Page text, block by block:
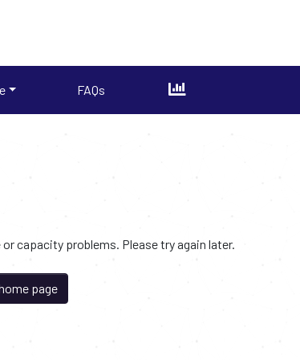
FAQs
capacity problems. Please try again later.
page